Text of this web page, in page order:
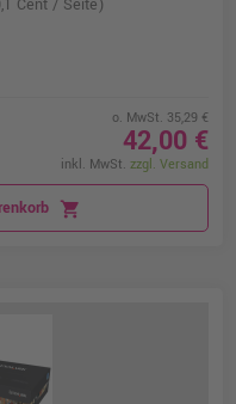
Cent / Seite)
o. MwSt. 35,29 €
42,00 €
inkl. MwSt. zzgl. Versand
shopping_cart